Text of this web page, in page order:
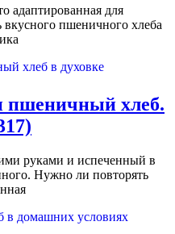
адаптированная для
пшеничного хлеба
хлеб.
руками и испеченный в
Нужно ли повторять